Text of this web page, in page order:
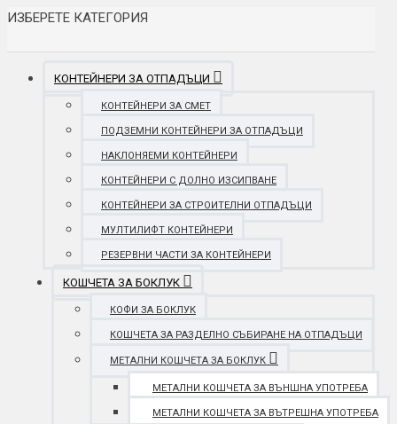
ИЗБЕРЕТЕ КАТЕГОРИЯ
КОНТЕЙНЕРИ ЗА ОТПАДЪЦИ
КОНТЕЙНЕРИ ЗА СМЕТ
ПОДЗЕМНИ КОНТЕЙНЕРИ ЗА ОТПАДЪЦИ
НАКЛОНЯЕМИ КОНТЕЙНЕРИ
КОНТЕЙНЕРИ С ДОЛНО ИЗСИПВАНЕ
КОНТЕЙНЕРИ ЗА СТРОИТЕЛНИ ОТПАДЪЦИ
МУЛТИЛИФТ КОНТЕЙНЕРИ
РЕЗЕРВНИ ЧАСТИ ЗА КОНТЕЙНЕРИ
КОШЧЕТА ЗА БОКЛУК
КОФИ ЗА БОКЛУК
КОШЧЕТА ЗА РАЗДЕЛНО СЪБИРАНЕ НА ОТПАДЪЦИ
МЕТАЛНИ КОШЧЕТА ЗА БОКЛУК
МЕТАЛНИ КОШЧЕТА ЗА ВЪНШНА УПОТРЕБА
МЕТАЛНИ КОШЧЕТА ЗА ВЪТРЕШНА УПОТРЕБА